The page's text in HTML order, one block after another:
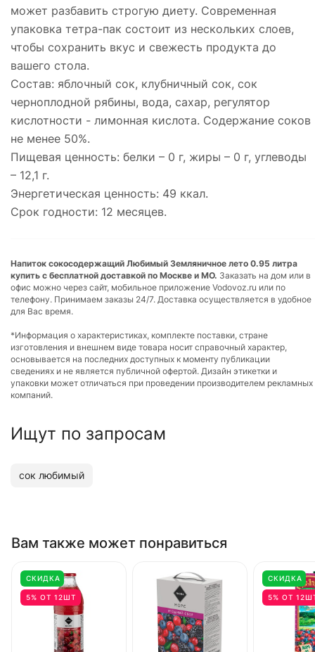
может разбавить строгую диету. Современная
упаковка тетра-пак состоит из нескольких слоев,
чтобы сохранить вкус и свежесть продукта до
вашего стола.
Состав: яблочный сок, клубничный сок, сок
черноплодной рябины, вода, сахар, регулятор
кислотности - лимонная кислота. Содержание соков
не менее 50%.
Пищевая ценность: белки – 0 г, жиры – 0 г, углеводы
– 12,1 г.
Энергетическая ценность: 49 ккал.
Срок годности: 12 месяцев.
Напиток сокосодержащий Любимый Земляничное лето 0.95 литра
купить с бесплатной доставкой по Москве и МО. Заказать на дом или в
офис можно через сайт, мобильное приложение Vodovoz.ru или по
телефону. Принимаем заказы 24/7. Доставка осуществляется в удобное
для Вас время.
*Информация о характеристиках, комплекте поставки, стране
изготовления и внешнем виде товара носит справочный характер,
основывается на последних доступных к моменту публикации
сведениях и не является публичной офертой. Дизайн этикетки и
упаковки может отличаться при проведении производителем рекламных
компаний.
Ищут по запросам
сок любимый
Вам также может понравиться
СКИДКА
5% ОТ 12ШТ
СКИДКА
5% ОТ